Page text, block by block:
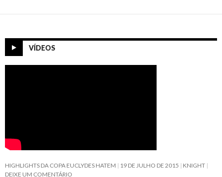
VÍDEOS
HIGHLIGHTS DA COPA EUCLYDES HATEM 19 DE JULHO DE 2015
KNIGHT
DEIXE UM COMENTÁRIO